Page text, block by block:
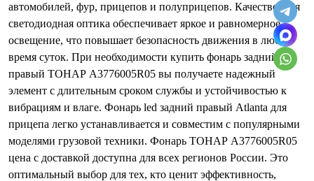
автомобилей, фур, прицепов и полуприцепов. Качественная
светодиодная оптика обеспечивает яркое и равномерное
освещение, что повышает безопасность движения в любое
время суток. При необходимости купить фонарь задний
правый ТОНАР А3776005R05 вы получаете надежный
элемент с длительным сроком службы и устойчивостью к
вибрациям и влаге. Фонарь led задний правый Atlanta для
прицепа легко устанавливается и совместим с популярными
моделями грузовой техники. Фонарь ТОНАР А3776005R05
цена с доставкой доступна для всех регионов России. Это
оптимальный выбор для тех, кто ценит эффективность,